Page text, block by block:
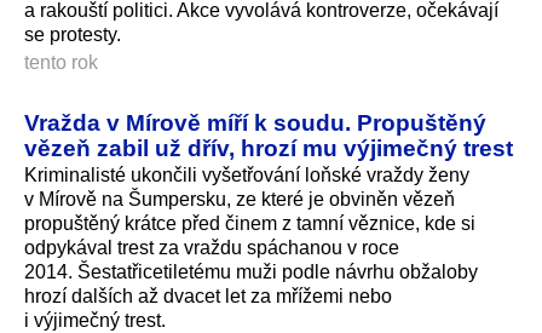
a rakouští politici. Akce vyvolává kontroverze, očekávají
se protesty.
tento rok
Vražda v Mírově míří k soudu. Propuštěný
vězeň zabil už dřív, hrozí mu výjimečný trest
Kriminalisté ukončili vyšetřování loňské vraždy ženy
v Mírově na Šumpersku, ze které je obviněn vězeň
propuštěný krátce před činem z tamní věznice, kde si
odpykával trest za vraždu spáchanou v roce
2014. Šestatři­cetiletému muži podle návrhu obžaloby
hrozí dalších až dvacet let za mřížemi nebo
i výjimečný trest.